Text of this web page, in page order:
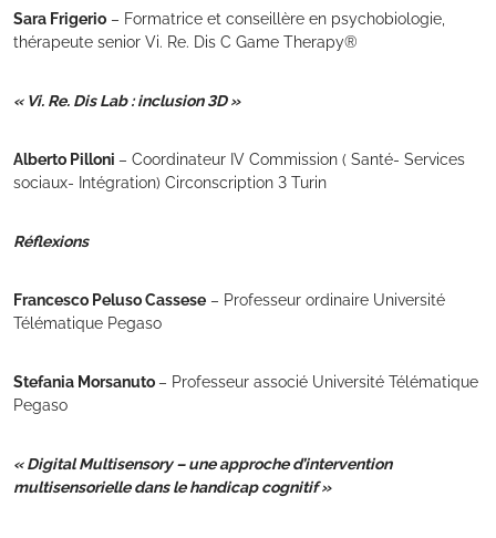
Sara Frigerio – Formatrice et conseillère en psychobiologie,
thérapeute senior Vi. Re. Dis C Game Therapy®
« Vi. Re. Dis Lab : inclusion 3D »
Alberto Pilloni – Coordinateur IV Commission ( Santé- Services
sociaux- Intégration) Circonscription 3 Turin
Réflexions
Francesco Peluso Cassese – Professeur ordinaire Université
Télématique Pegaso
Stefania Morsanuto – Professeur associé Université Télématique
Pegaso
« Digital Multisensory – une approche d’intervention
multisensorielle dans le handicap cognitif »